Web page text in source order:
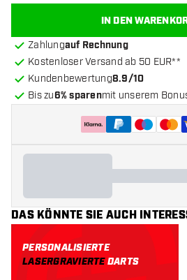
IN DEN
Zahlungauf Rechnung
Kostenloser Versand ab 50 EUR**
Kundenbewertung8.9/10
Bis zu6% sparenmit unserem
DAS KÖNNTE SIE AUCH
PERSONALISIERTE
LASERGRAVIERTEDARTS